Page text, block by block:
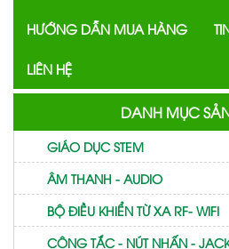
HƯỚNG DẪN MUA HÀNG
LIÊN HỆ
DANH MỤC
GIÁO DỤC STEM
ÂM THANH - AUDIO
BỘ ĐIỀU KHIỂN TỪ XA RF- WIFI
CÔNG TẮC - NÚT NHẤN -